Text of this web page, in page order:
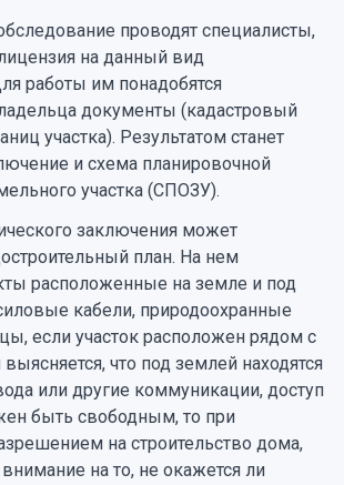
проводят специалисты,
на данный вид
работы им понадобятся
документы (кадастровый
участка). Результатом станет
и схема планировочной
участка (СПОЗУ).
заключения может
план. На нем
расположенные на земле и под
кабели, природоохранные
если участок расположен рядом с
что под землей находятся
или другие коммуникации, доступ
быть свободным, то при
на строительство дома,
на то, не окажется ли